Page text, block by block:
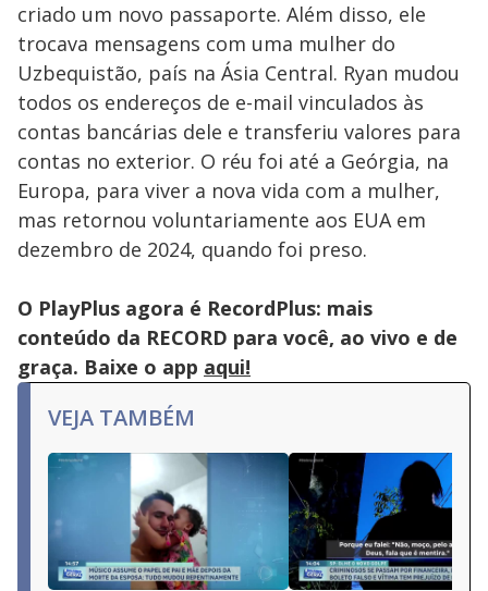
criado um novo passaporte. Além disso, ele
trocava mensagens com uma mulher do
Uzbequistão, país na Ásia Central. Ryan mudou
todos os endereços de e-mail vinculados às
contas bancárias dele e transferiu valores para
contas no exterior. O réu foi até a Geórgia, na
Europa, para viver a nova vida com a mulher,
mas retornou voluntariamente aos EUA em
dezembro de 2024, quando foi preso.
O PlayPlus agora é RecordPlus: mais
conteúdo da RECORD para você, ao vivo e de
graça. Baixe o app aqui!
VEJA TAMBÉM